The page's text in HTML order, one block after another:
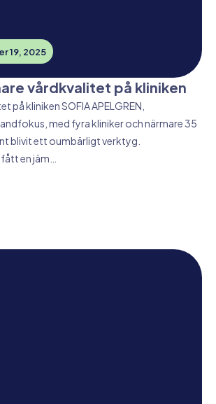
19, 2025
vårdkvalitet på kliniken
på kliniken SOFIA APELGREN,
med fyra kliniker och närmare 35
blivit ett oumbärligt verktyg.
en jäm…